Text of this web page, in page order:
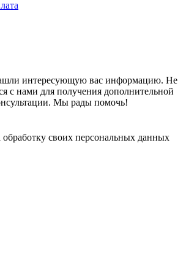
интересующую вас информацию. Не
с нами для получения дополнительной
Мы рады помочь!
обработку своих персональных данных